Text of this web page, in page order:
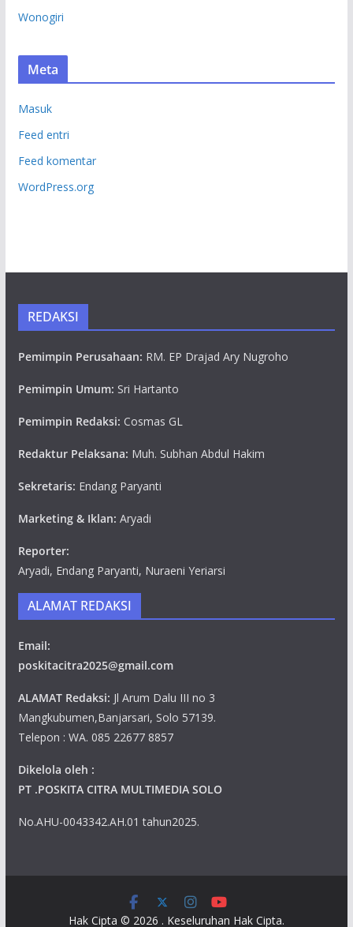
Wonogiri
Meta
Masuk
Feed entri
Feed komentar
WordPress.org
REDAKSI
Pemimpin Perusahaan: RM. EP Drajad Ary Nugroho
Pemimpin Umum: Sri Hartanto
Pemimpin Redaksi: Cosmas GL
Redaktur Pelaksana: Muh. Subhan Abdul Hakim
Sekretaris: Endang Paryanti
Marketing & Iklan: Aryadi
Reporter:
Aryadi, Endang Paryanti, Nuraeni Yeriarsi
ALAMAT REDAKSI
Email:
poskitacitra2025@gmail.com
ALAMAT Redaksi: Jl Arum Dalu III no 3
Mangkubumen,Banjarsari, Solo 57139.
Telepon : WA. 085 22677 8857
Dikelola oleh :
PT .POSKITA CITRA MULTIMEDIA SOLO
No.AHU-0043342.AH.01 tahun2025.
Hak Cipta © 2026 . Keseluruhan Hak Cipta.